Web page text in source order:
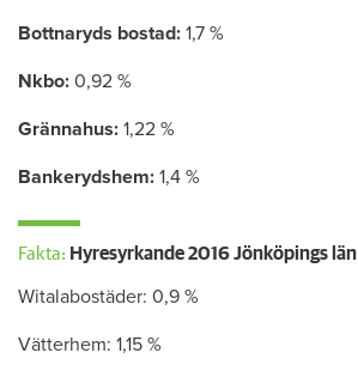
Bottnaryds bostad: 1,7 %
Nkbo: 0,92 %
Grännahus: 1,22 %
Bankerydshem: 1,4 %
Fakta: Hyresyrkande 2016 Jönköpings län
Witalabostäder: 0,9 %
Vätterhem: 1,15 %